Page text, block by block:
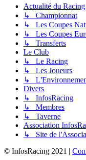
Actualité du Racing
↳ Championnat
↳ Les Coupes
↳ Les Coupes
↳ Transferts
Le Club
↳ Le Racing
↳ Les Joueurs
↳
Divers
↳ InfosRacing
↳ Membres
↳ Taverne
Association
↳ Site de
© InfosRacing 2021 |